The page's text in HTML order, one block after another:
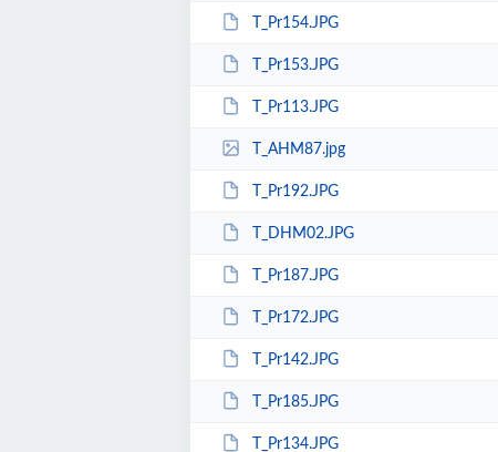
T_Pr154.JPG
T_Pr153.JPG
T_Pr113.JPG
T_AHM87.jpg
T_Pr192.JPG
T_DHM02.JPG
T_Pr187.JPG
T_Pr172.JPG
T_Pr142.JPG
T_Pr185.JPG
T_Pr134.JPG